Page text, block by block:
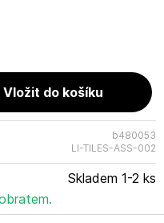
výrobce: IJsselveld
Kontakt:
b480053
LI-TILES-ASS-002
Skladem 1-2 ks